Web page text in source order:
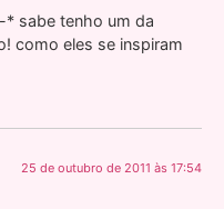
sabe tenho um da
como eles se inspiram
25 de outubro de 2011 às 17:54